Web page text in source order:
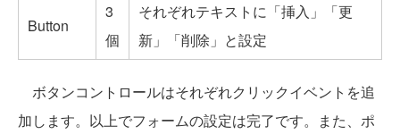
Button
3
個
それぞれテキストに「挿入」「更
新」「削除」と設定
ボタンコントロールはそれぞれクリックイベントを追
加します。以上でフォームの設定は完了です。また、ポ